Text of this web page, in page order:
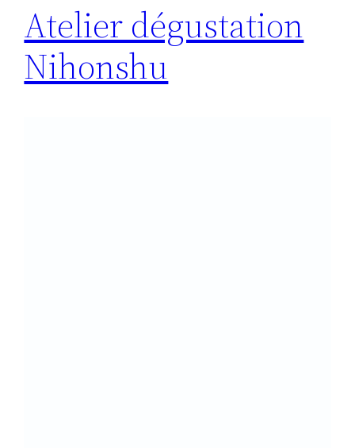
Atelier dégustation
Nihonshu